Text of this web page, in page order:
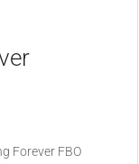
Forever FBO